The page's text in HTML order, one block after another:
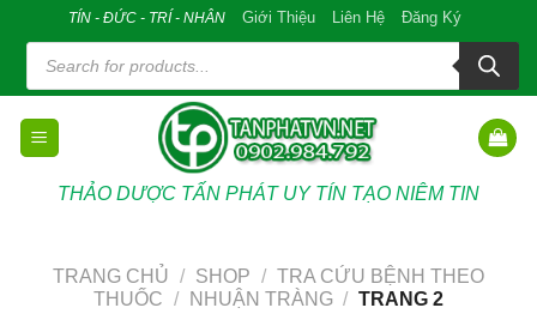
content
TÍN - ĐỨC - TRÍ - NHÂN Giới Thiệu Liên Hệ Đăng Ký
Tìm
kiếm
sản
phẩm
THẢO DƯỢC TẤN PHÁT UY TÍN TẠO NIÊM TIN
TRANG CHỦ / SHOP / TRA CỨU BỆNH THEO
THUỐC / NHUẬN TRÀNG / TRANG 2